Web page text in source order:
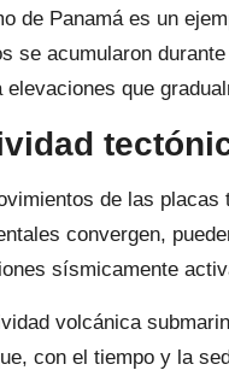
de Panamá es un
se acumularon
elevaciones que
de las
convergen,
sísmicamente
volcánica
con el tiempo y la